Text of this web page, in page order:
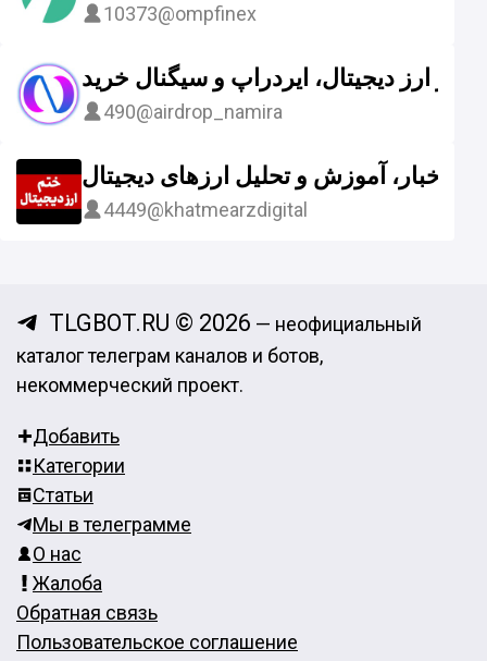
10373@ompfinex
اخبار ارز دیجیتال، ایردراپ و سیگنال خرید
490@airdrop_namira
| اخبار، آموزش و تحلیل ارزهای دیجیتال
4449@khatmearzdigital
TLGBOT.RU © 2026 — неофициальный
каталог телеграм каналов и ботов,
некоммерческий проект.
Добавить
Категории
Статьи
Мы в телеграмме
О нас
Жалоба
Обратная связь
Пользовательское соглашение